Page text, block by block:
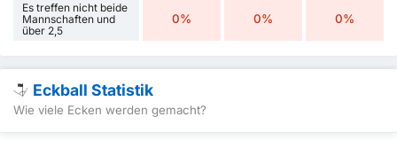
Es treffen nicht beide
Mannschaften und
über 2,5
0% 0% 0%
Eckball Statistik
Wie viele Ecken werden gemacht?